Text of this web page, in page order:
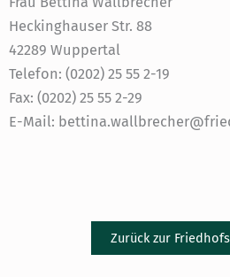
Heckinghauser Str. 88
42289 Wuppertal
Telefon: (0202) 25 55 2-19
Fax: (0202) 25 55 2-29
E-Mail:
Zurück zur